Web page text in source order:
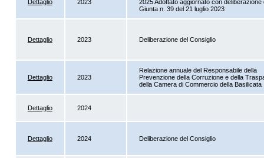
Dettaglio 2023
2025 Adottato aggiornato con deliberazione
Giunta n. 39 del 21 luglio 2023
Dettaglio 2023 Deliberazione del Consiglio
Dettaglio 2023
Relazione annuale del Responsabile della
Prevenzione della Corruzione e della
della Camera di Commercio della Basilicata
Dettaglio 2024
Dettaglio 2024 Deliberazione del Consiglio